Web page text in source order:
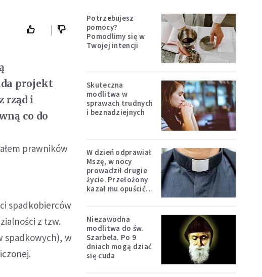
projekt
rząd i
co do
prawników
spadkobierców
z tzw.
spadkowych), w
Potrzebujesz
pomocy?
Pomodlimy się w
Twojej intencji
Skuteczna
modlitwa w
sprawach trudnych
i beznadziejnych
W dzień odprawiał
Mszę, w nocy
prowadził drugie
życie. Przełożony
kazał mu opuścić
Niezawodna
modlitwa do św.
Szarbela. Po 9
dniach mogą dziać
się cuda